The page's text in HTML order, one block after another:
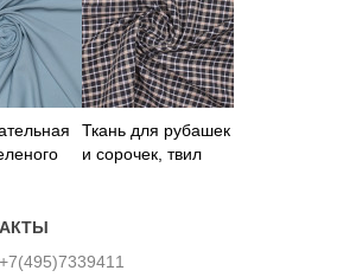
Ткань для рубашек
и сорочек, твил
+7(495)7339411